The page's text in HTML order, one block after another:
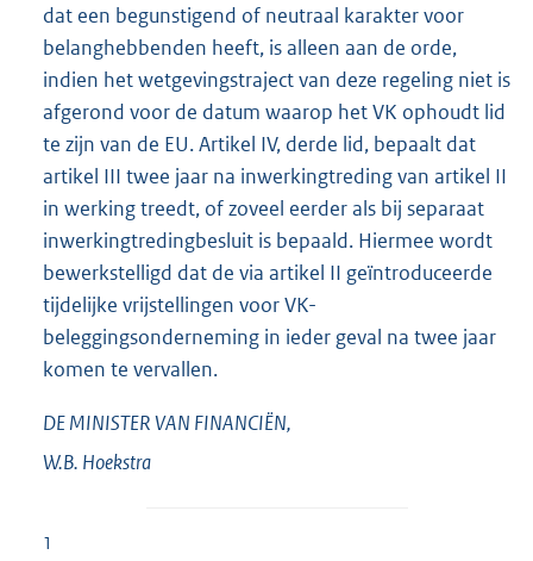
dat een begunstigend of neutraal karakter voor
belanghebbenden heeft, is alleen aan de orde,
indien het wetgevingstraject van deze regeling niet is
afgerond voor de datum waarop het VK ophoudt lid
te zijn van de EU. Artikel IV, derde lid, bepaalt dat
artikel III twee jaar na inwerkingtreding van artikel II
in werking treedt, of zoveel eerder als bij separaat
inwerkingtredingbesluit is bepaald. Hiermee wordt
bewerkstelligd dat de via artikel II geïntroduceerde
tijdelijke vrijstellingen voor VK-
beleggingsonderneming in ieder geval na twee jaar
komen te vervallen.
DE MINISTER VAN FINANCIËN,
W.B. Hoekstra
1